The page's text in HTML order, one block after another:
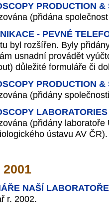
PRODUCTION &
(přidána
- PEVNÉ
byl rozšířen. Byly
usnadní provádět
důležité formuláře či
PRODUCTION &
(přidány
LABORATORIES
(přidány
ústavu AV ČR).
2001
NAŠÍ LABORATOŘE
r. 2002.